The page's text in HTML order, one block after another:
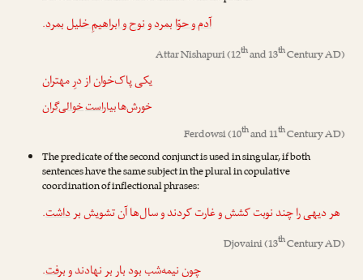
آدم و حوّابمردونوح و ابراهیمِ خلیلبمرد.
Attar Nishapuri(12thand 13thCentury AD)
یکی پاک‌خوان از درِ مهتران
خورش‌هابیاراستخوالی‌گران
Ferdowsi(10thand 11thCentury AD)
The predicate of the second conjunct is used in singular, if both
sentences have the same subject in the plural in copulative
coordination of inflectional phrases:
هر دیهی را چند نوبت کشش و غارت کردند و سال‌ها آن تشویش برداشت.
Djovaini(13thCentury AD)
چون نیمه‌شب بود بار بر نهادند وبرفت.